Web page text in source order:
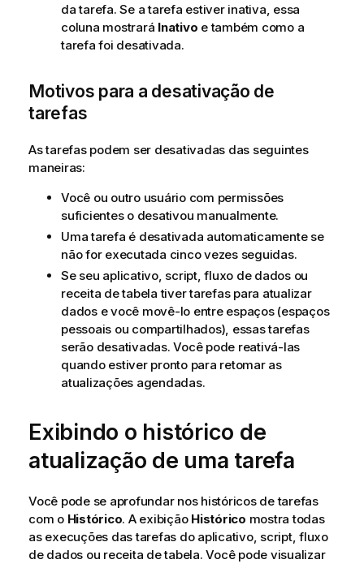
da tarefa. Se a tarefa estiver inativa, essa
coluna mostrará Inativo e também como a
tarefa foi desativada.
Motivos para a desativação de
tarefas
As tarefas podem ser desativadas das seguintes
maneiras:
Você ou outro usuário com permissões
suficientes o desativou manualmente.
Uma tarefa é desativada automaticamente se
não for executada cinco vezes seguidas.
Se seu aplicativo, script, fluxo de dados ou
receita de tabela tiver tarefas para atualizar
dados e você movê-lo entre espaços (espaços
pessoais ou compartilhados), essas tarefas
serão desativadas. Você pode reativá-las
quando estiver pronto para retomar as
atualizações agendadas.
Exibindo o histórico de
atualização de uma tarefa
Você pode se aprofundar nos históricos de tarefas
com o Histórico. A exibição Histórico mostra todas
as execuções das tarefas do aplicativo, script, fluxo
de dados ou receita de tabela. Você pode visualizar